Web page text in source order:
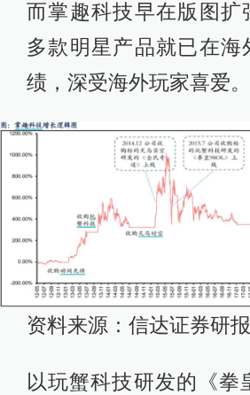
而掌趣科技早在版图扩
多款明星产品就已在海
绩，深受海外玩家喜爱。
资料来源：信达证券研报
以玩蟹科技研发的《拳